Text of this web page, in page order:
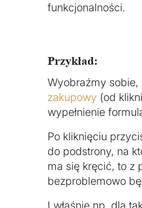
funkcjonalności.
Przykład:
Wyobraźmy sobie,
zakupowy (od
wypełnienie
Po kliknięciu
do podstrony, na
ma się kręcić, to z
bezproblemowo
I właśnie np. dla